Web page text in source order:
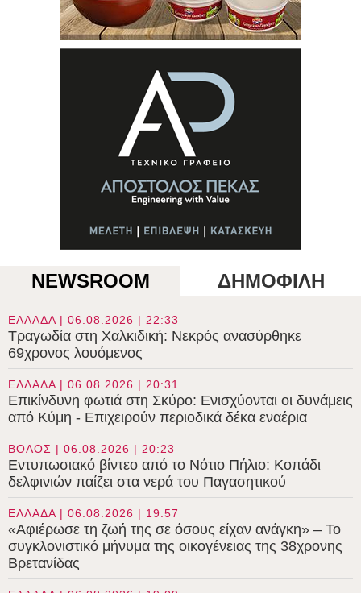
NEWSROOM ΔΗΜΟΦΙΛΗ
ΕΛΛΑΔΑ | 06.08.2026 | 22:33
Τραγωδία στη Χαλκιδική: Νεκρός ανασύρθηκε
69χρονος λουόμενος
ΕΛΛΑΔΑ | 06.08.2026 | 20:31
Επικίνδυνη φωτιά στη Σκύρο: Ενισχύονται οι δυνάμεις
από Κύμη - Επιχειρούν περιοδικά δέκα εναέρια
ΒΟΛΟΣ | 06.08.2026 | 20:23
Εντυπωσιακό βίντεο από το Νότιο Πήλιο: Κοπάδι
δελφινιών παίζει στα νερά του Παγασητικού
ΕΛΛΑΔΑ | 06.08.2026 | 19:57
«Αφιέρωσε τη ζωή της σε όσους είχαν ανάγκη» – Το
συγκλονιστικό μήνυμα της οικογένειας της 38χρονης
Βρετανίδας